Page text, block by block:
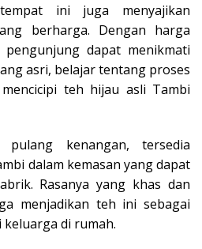
ini juga menyajikan
berharga. Dengan harga
dapat menikmati
asri, belajar tentang proses
teh hijau asli Tambi
kenangan, tersedia
dalam kemasan yang dapat
Rasanya yang khas dan
menjadikan teh ini sebagai
di rumah.